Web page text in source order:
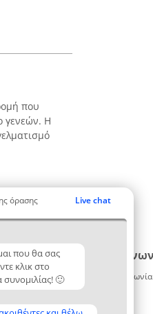
όρασης Live chat
που θα σας
κλικ στο
συνομιλίας! 🙂
που
γενεών. Η
Κατάταξη
Διακριθέντες
Λίστα
διακριθέντων
Επικοινωνία